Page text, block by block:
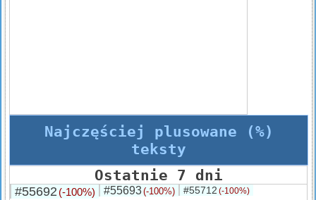
Najczęściej plusowane (%)
teksty
Ostatnie 7 dni
#55692 (-100%) #55693(-100%) #55712 (-100%)